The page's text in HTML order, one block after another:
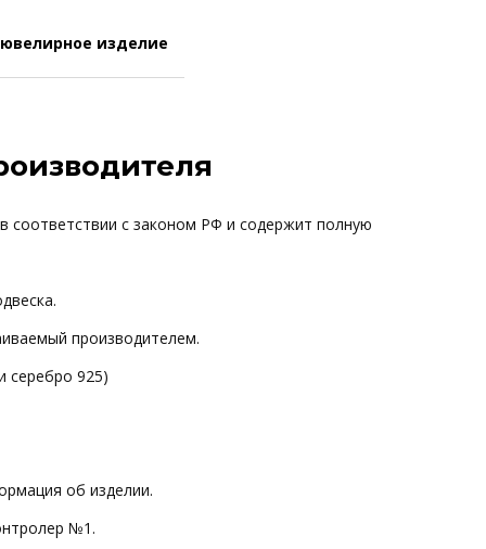
изделие
соответствии с законом РФ и содержит полную
производителем.
серебро 925)
об изделии.
№1.